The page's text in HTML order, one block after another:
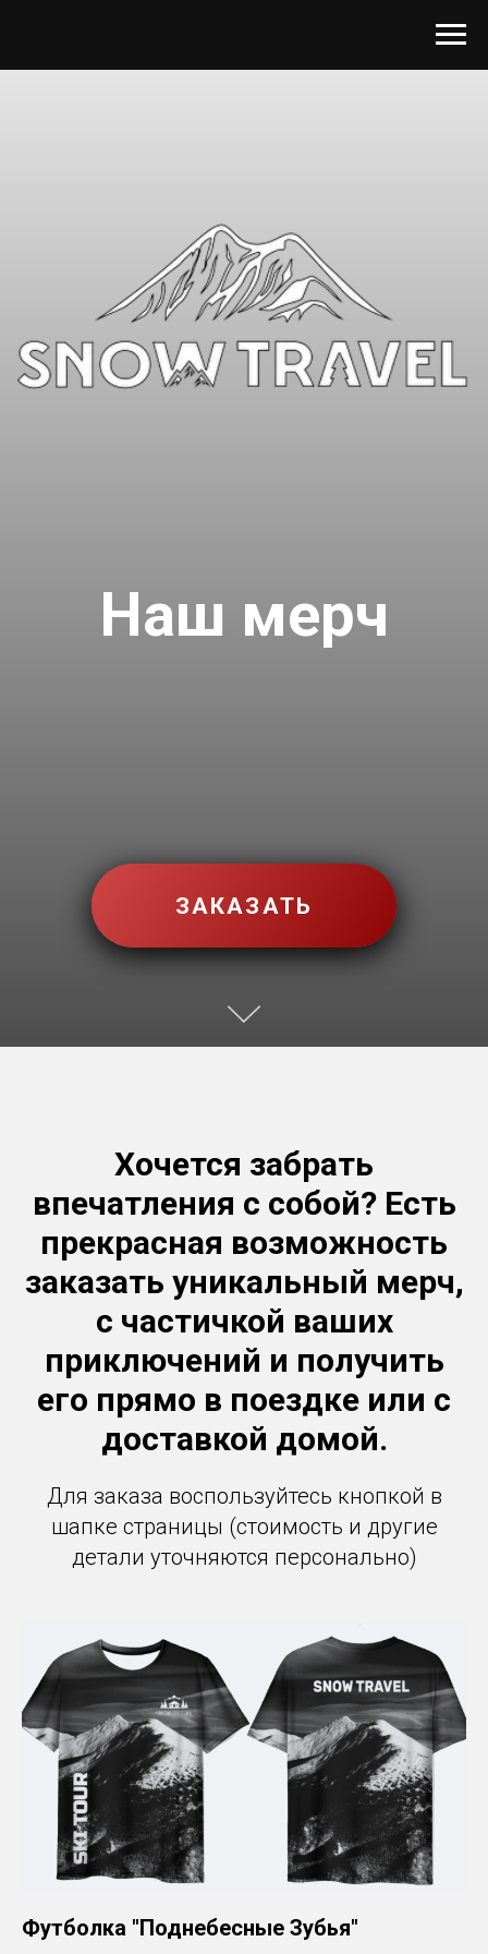
Хочется забрать
впечатления с собой? Есть
прекрасная возможность
заказать уникальный мерч,
с частичкой ваших
приключений и получить
его прямо в поездке или с
доставкой домой.
Для заказа воспользуйтесь кнопкой в
шапке страницы (стоимость и другие
детали уточняются персонально)
Футболка "Поднебесные Зубья"